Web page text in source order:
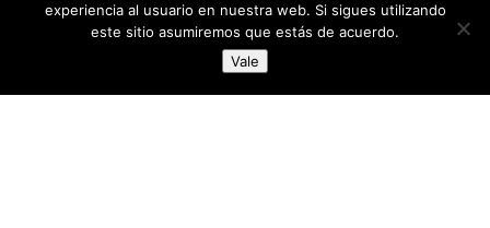
directoresdeseguridad.es
Diseñado por Centro Andaluz de Estudios y Entrenamiento
experiencia al usuario en nuestra web. Si sigues utilizando
este sitio asumiremos que estás de acuerdo.
Vale